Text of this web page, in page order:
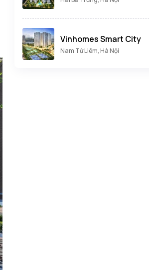
Vinhomes Smart City
Nam Từ Liêm, Hà Nội